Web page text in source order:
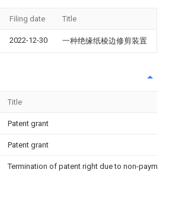
Filing date Title
2022-12-30 一种绝缘纸棱边修剪装置
Title
Patent grant
Patent grant
Termination of patent right due to non-